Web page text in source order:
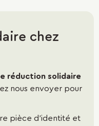
d’information
coordonnée,
la délivrance de
chez
réduction solidaire
nous envoyer pour
pièce d’identité et